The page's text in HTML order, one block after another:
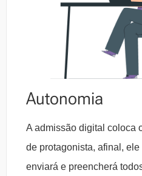
Autonomia
A admissão digital coloca
de protagonista, afinal,
enviará e preencherá